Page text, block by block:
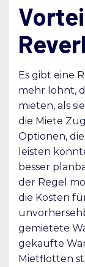
Es gibt eine
mehr lohnt,
mieten, als
die Miete
Optionen,
leisten
besser
der Regel
die Kosten
gemietete
gekaufte
Mietflotten